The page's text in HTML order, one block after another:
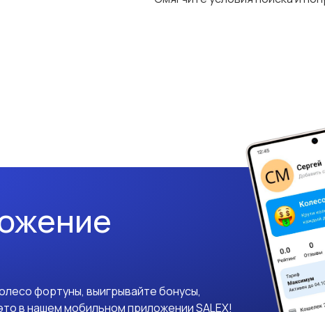
фортуны, выигрывайте бонусы,
в нашем мобильном приложении SALEX!